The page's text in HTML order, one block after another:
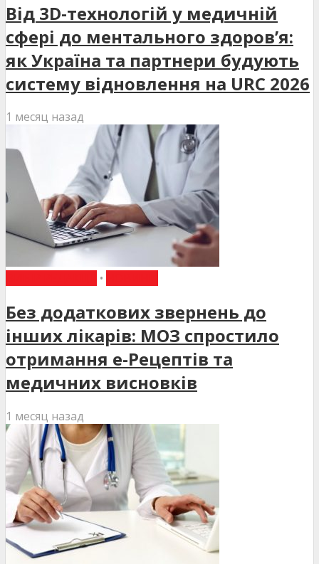
Від 3D-технологій у медичній
сфері до ментального здоров’я:
як Україна та партнери будують
систему відновлення на URC 2026
1 месяц назад
•
Без додаткових звернень до
інших лікарів: МОЗ спростило
отримання е-Рецептів та
медичних висновків
1 месяц назад